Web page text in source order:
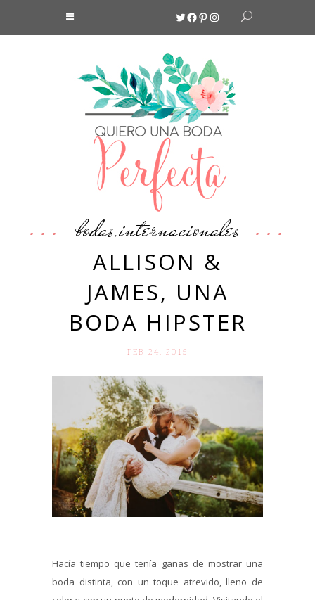
Twitter
Facebook
Pinterest
Instagram
bodas,internacionales
ALLISON &
JAMES, UNA
BODA HIPSTER
FEB 24. 2015
Hacía tiempo que tenía ganas de mostrar una
boda distinta, con un toque atrevido, lleno de